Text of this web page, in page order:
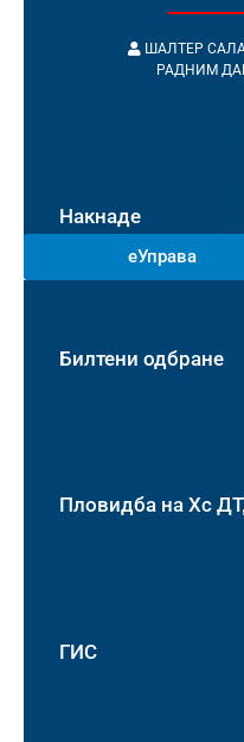
ШАЛТЕР
РАДНИМ
Накнаде
еУправа
Билтени одбране
Пловидба на Хс
ГИС